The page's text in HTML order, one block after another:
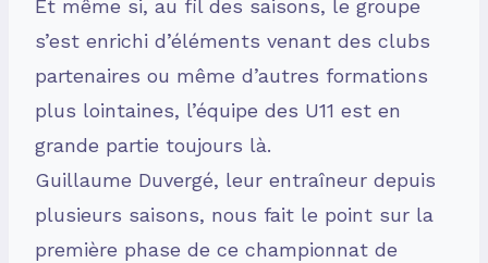
Et même si, au fil des saisons, le groupe
s’est enrichi d’éléments venant des clubs
partenaires ou même d’autres formations
plus lointaines, l’équipe des U11 est en
grande partie toujours là.
Guillaume Duvergé, leur entraîneur depuis
plusieurs saisons, nous fait le point sur la
première phase de ce championnat de